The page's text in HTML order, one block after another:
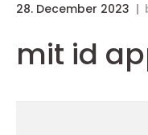
28. December 2023
mit id